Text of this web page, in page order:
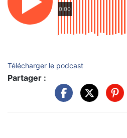
0:00
Télécharger le podcast
Partager :